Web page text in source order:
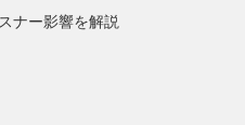
ナー影響を解説